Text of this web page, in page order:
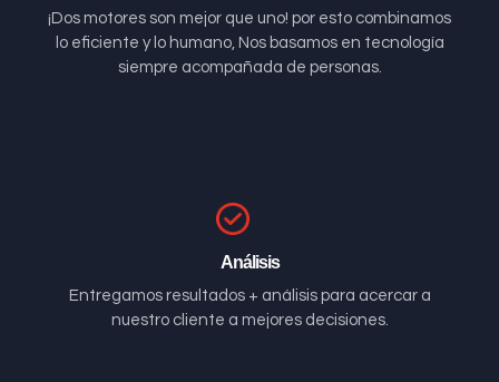
¡Dos motores son mejor que uno! por esto combinamos
lo eficiente y lo humano, Nos basamos en tecnología
siempre acompañada de personas.
Análisis
Entregamos resultados + análisis para acercar a
nuestro cliente a mejores decisiones.